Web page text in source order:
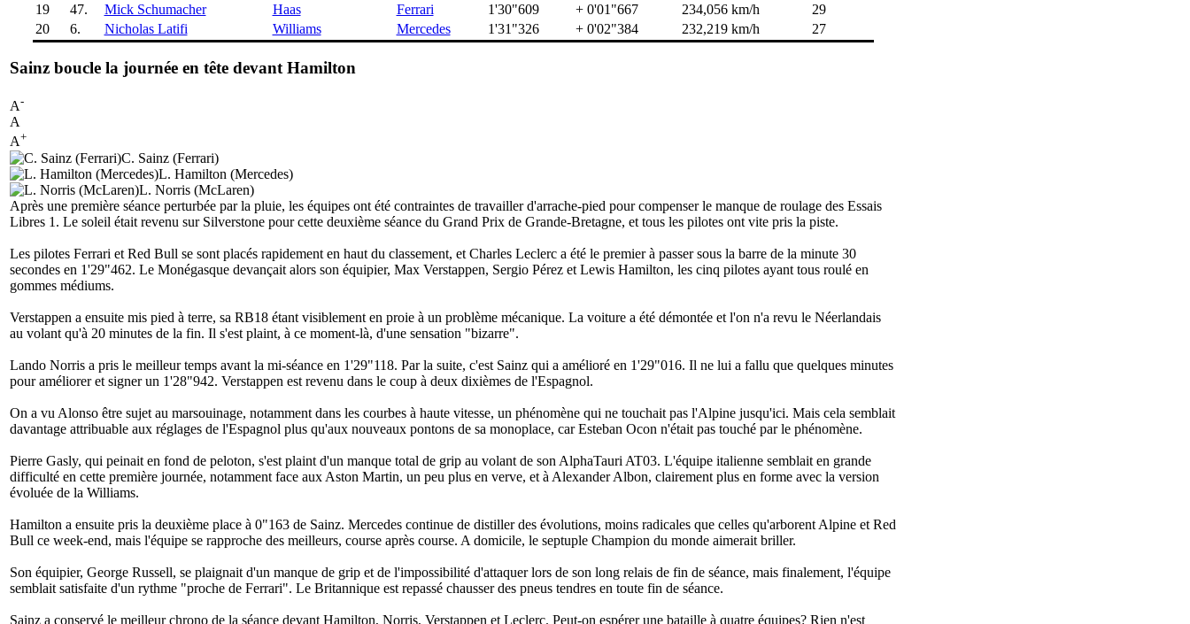
19
47. Mick Schumacher Haas Ferrari 1'30"609 + 0'01"667 234,056 km/h
29
20
6. Nicholas Latifi Williams Mercedes 1'31"326 + 0'02"384 232,219 km/h 27
Sainz boucle la journée en tête devant Hamilton
A-
A
A+
C. Sainz (Ferrari)
L. Hamilton (Mercedes)
L. Norris (McLaren)
Après une première séance perturbée par la pluie, les équipes ont été contraintes de travailler d'arrache-pied pour compenser le manque de roulage des Essais
Libres 1. Le soleil était revenu sur Silverstone pour cette deuxième séance du Grand Prix de Grande-Bretagne, et tous les pilotes ont vite pris la piste.
Les pilotes Ferrari et Red Bull se sont placés rapidement en haut du classement, et Charles Leclerc a été le premier à passer sous la barre de la minute 30
secondes en 1'29"462. Le Monégasque devançait alors son équipier, Max Verstappen, Sergio Pérez et Lewis Hamilton, les cinq pilotes ayant tous roulé en
gommes médiums.
Verstappen a ensuite mis pied à terre, sa RB18 étant visiblement en proie à un problème mécanique. La voiture a été démontée et l'on n'a revu le Néerlandais
au volant qu'à 20 minutes de la fin. Il s'est plaint, à ce moment-là, d'une sensation "bizarre".
Lando Norris a pris le meilleur temps avant la mi-séance en 1'29"118. Par la suite, c'est Sainz qui a amélioré en 1'29"016. Il ne lui a fallu que quelques minutes
pour améliorer et signer un 1'28"942. Verstappen est revenu dans le coup à deux dixièmes de l'Espagnol.
On a vu Alonso être sujet au marsouinage, notamment dans les courbes à haute vitesse, un phénomène qui ne touchait pas l'Alpine jusqu'ici. Mais cela semblait
davantage attribuable aux réglages de l'Espagnol plus qu'aux nouveaux pontons de sa monoplace, car Esteban Ocon n'était pas touché par le phénomène.
Pierre Gasly, qui peinait en fond de peloton, s'est plaint d'un manque total de grip au volant de son AlphaTauri AT03. L'équipe italienne semblait en grande
difficulté en cette première journée, notamment face aux Aston Martin, un peu plus en verve, et à Alexander Albon, clairement plus en forme avec la version
évoluée de la Williams.
Hamilton a ensuite pris la deuxième place à 0"163 de Sainz. Mercedes continue de distiller des évolutions, moins radicales que celles qu'arborent Alpine et Red
Bull ce week-end, mais l'équipe se rapproche des meilleurs, course après course. A domicile, le septuple Champion du monde aimerait briller.
Son équipier, George Russell, se plaignait d'un manque de grip et de l'impossibilité d'attaquer lors de son long relais de fin de séance, mais finalement, l'équipe
semblait satisfaite d'un rythme "proche de Ferrari". Le Britannique est repassé chausser des pneus tendres en toute fin de séance.
Sainz a conservé le meilleur chrono de la séance devant Hamilton, Norris, Verstappen et Leclerc. Peut-on espérer une bataille à quatre équipes? Rien n'est